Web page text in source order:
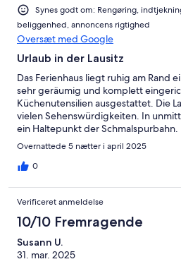
Synes godt om: Rengøring,
beliggenhed, annoncens rigtighed
Oversæt med Google
Urlaub in der Lausitz
Das Ferienhaus liegt ruhig am Rand
sehr geräumig und komplett
Küchenutensilien ausgestattet. Die
vielen Sehenswürdigkeiten. In
ein Haltepunkt der Schmalspurbahn.
ein Erlebnis.Der Urlaub war sehr
Overnattede 5 nætter i april 2025
0
Verificeret anmeldelse
10/10 Fremragende
Susann U.
31. mar. 2025